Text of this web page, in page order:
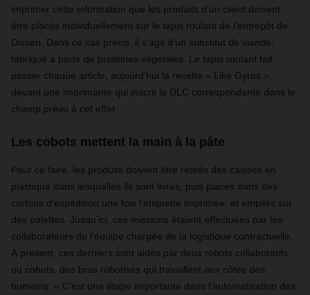
imprimer cette information que les produits d’un client doivent
être placés individuellement sur le tapis roulant de l’entrepôt de
Dissen. Dans ce cas précis, il s’agit d’un substitut de viande,
fabriqué à partir de protéines végétales. Le tapis roulant fait
passer chaque article, aujourd’hui la recette « Like Gyros »,
devant une imprimante qui inscrit la DLC correspondante dans le
champ prévu à cet effet
Les cobots mettent la main à la pâte
Pour ce faire, les produits doivent être retirés des caisses en
plastique dans lesquelles ils sont livrés, puis placés dans des
cartons d’expédition une fois l’étiquette imprimée, et empilés sur
des palettes. Jusqu’ici, ces missions étaient effectuées par les
collaborateurs de l’équipe chargée de la logistique contractuelle.
À présent, ces derniers sont aidés par deux robots collaboratifs
ou cobots, des bras robotisés qui travaillent aux côtés des
humains. « C’est une étape importante dans l’automatisation des